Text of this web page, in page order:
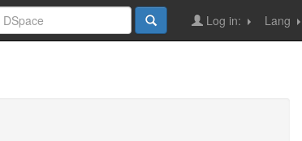
Lang
Log in: